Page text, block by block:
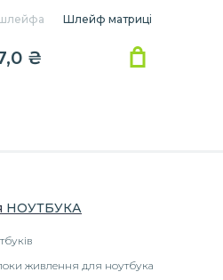
Шлейф матриці
₴
НОУТБУКА
живлення для ноутбука